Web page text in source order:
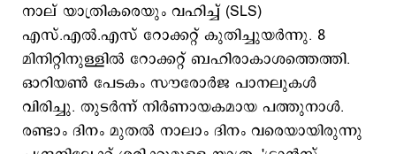
നാല് യാത്രികരെയും വഹിച്ച് (SLS)
എസ്.എല്‍.എസ് റോക്കറ്റ് കുതിച്ചുയര്‍ന്നു. 8
മിനിറ്റിനുള്ളിൽ റോക്കറ്റ് ബഹിരാകാശത്തെത്തി.
ഓറിയൺ പേടകം സൗരോർജ പാനലുകൾ
വിരിച്ചു. തുടര്‍ന്ന് നിര്‍ണായകമായ പത്തുനാള്‍.
രണ്ടാം ദിനം മുതല്‍ നാലാം ദിനം വരെയായിരുന്നു